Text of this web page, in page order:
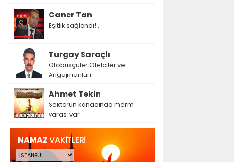
Caner Tan
Eşitlik sağlandı!..
Turgay Saraçlı
Otobüsçüler Otelciler ve
Angajmanları
Ahmet Tekin
Sektörün kanadında mermi
yarası var
NAMAZ VAKİTLERİ